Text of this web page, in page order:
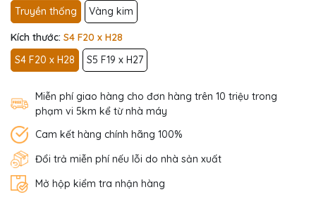
Truyền thống
Vàng kim
Kích thước: S4 F20 x H28
S4 F20 x H28
S5 F19 x H27
Miễn phí giao hàng cho đơn hàng trên 10 triệu trong
phạm vi 5km kể từ nhà máy
Cam kết hàng chính hãng 100%
Đổi trả miễn phí nếu lỗi do nhà sản xuất
Mở hộp kiểm tra nhận hàng